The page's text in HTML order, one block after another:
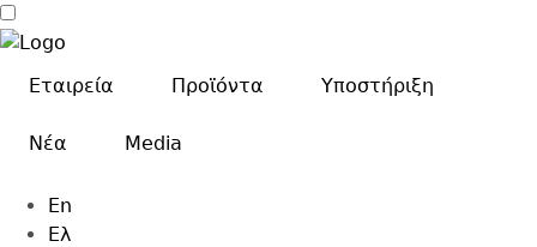
Skip
to
content
Εταιρεία Προϊόντα Υποστήριξη
Nέα Media
En
Ελ